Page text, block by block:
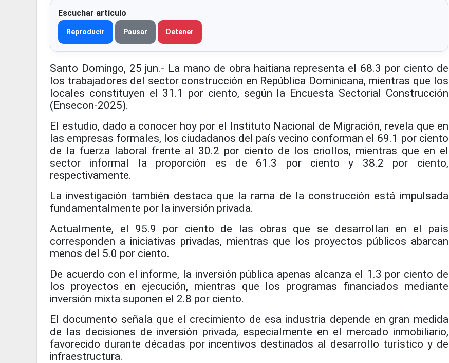
Escuchar artículo
Reproducir Pausar Detener
Santo Domingo, 25 jun.- La mano de obra haitiana representa el 68.3 por ciento de
los trabajadores del sector construcción en República Dominicana, mientras que los
locales constituyen el 31.1 por ciento, según la Encuesta Sectorial Construcción
(Ensecon-2025).
El estudio, dado a conocer hoy por el Instituto Nacional de Migración, revela que en
las empresas formales, los ciudadanos del país vecino conforman el 69.1 por ciento
de la fuerza laboral frente al 30.2 por ciento de los criollos, mientras que en el
sector informal la proporción es de 61.3 por ciento y 38.2 por ciento,
respectivamente.
La investigación también destaca que la rama de la construcción está impulsada
fundamentalmente por la inversión privada.
Actualmente, el 95.9 por ciento de las obras que se desarrollan en el país
corresponden a iniciativas privadas, mientras que los proyectos públicos abarcan
menos del 5.0 por ciento.
De acuerdo con el informe, la inversión pública apenas alcanza el 1.3 por ciento de
los proyectos en ejecución, mientras que los programas financiados mediante
inversión mixta suponen el 2.8 por ciento.
El documento señala que el crecimiento de esa industria depende en gran medida
de las decisiones de inversión privada, especialmente en el mercado inmobiliario,
favorecido durante décadas por incentivos destinados al desarrollo turístico y de
infraestructura.